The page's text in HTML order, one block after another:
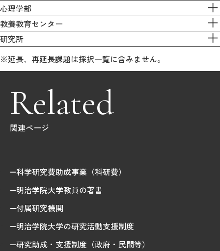
心理学部
教養教育センター
研究所
※延長、再延長課題は採択一覧に含みません。
Related
関連ページ
科学研究費助成事業（科研費）
明治学院大学教員の著書
付属研究機関
明治学院大学の研究活動支援制度
研究助成・支援制度（政府・民間等）